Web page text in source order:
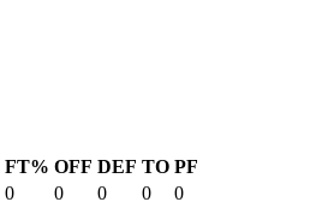
FT% OFF DEF TO PF
0 0 0 0 0